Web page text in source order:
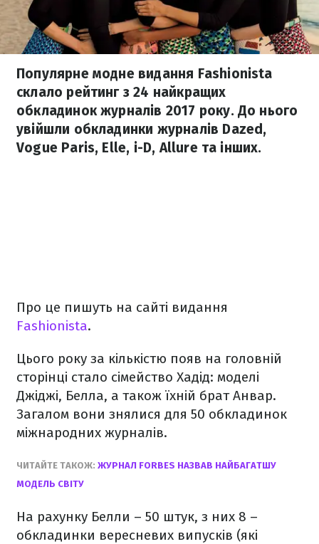
Популярне модне видання Fashionista
склало рейтинг з 24 найкращих
обкладинок журналів 2017 року. До нього
увійшли обкладинки журналів Dazed,
Vogue Paris, Elle, i-D, Allure та інших.
Про це пишуть на сайті видання
Fashionista.
Цього року за кількістю появ на головній
сторінці стало сімейство Хадід: моделі
Джіджі, Белла, а також їхній брат Анвар.
Загалом вони знялися для 50 обкладинок
міжнародних журналів.
ЧИТАЙТЕ ТАКОЖ: ЖУРНАЛ FORBES НАЗВАВ НАЙБАГАТШУ
МОДЕЛЬ СВІТУ
На рахунку Белли – 50 штук, з них 8 –
обкладинки вересневих випусків (які